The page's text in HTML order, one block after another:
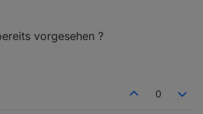
vorgesehen ?
0